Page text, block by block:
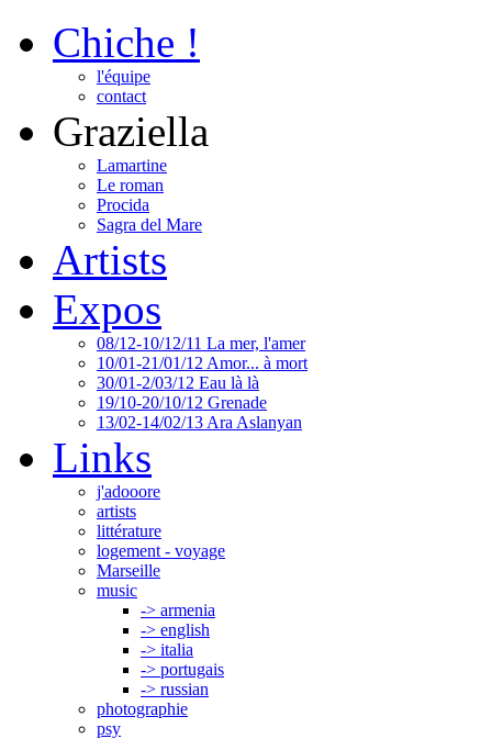
Chiche !
l'équipe
contact
Graziella
Lamartine
Le roman
Procida
Sagra del Mare
Artists
Expos
08/12-10/12/11 La mer, l'amer
10/01-21/01/12 Amor... à mort
30/01-2/03/12 Eau là là
19/10-20/10/12 Grenade
13/02-14/02/13 Ara Aslanyan
Links
j'adooore
artists
littérature
logement - voyage
Marseille
music
-> armenia
-> english
-> italia
-> portugais
-> russian
photographie
psy